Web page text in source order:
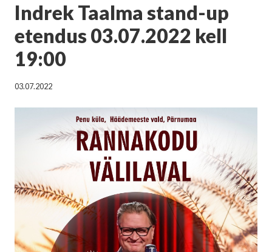
Indrek Taalma stand-up
etendus 03.07.2022 kell
19:00
03.07.2022